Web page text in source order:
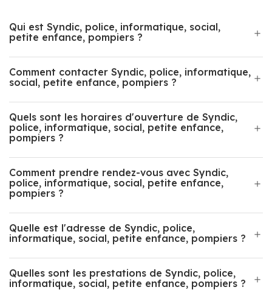
Qui est Syndic, police, informatique, social,
petite enfance, pompiers ?
Comment contacter Syndic, police, informatique,
social, petite enfance, pompiers ?
Quels sont les horaires d'ouverture de Syndic,
police, informatique, social, petite enfance,
pompiers ?
Comment prendre rendez-vous avec Syndic,
police, informatique, social, petite enfance,
pompiers ?
Quelle est l'adresse de Syndic, police,
informatique, social, petite enfance, pompiers ?
Quelles sont les prestations de Syndic, police,
informatique, social, petite enfance, pompiers ?